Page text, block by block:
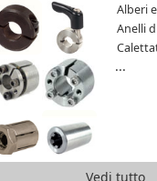
Alberi
Anelli
...
Vedi tutto